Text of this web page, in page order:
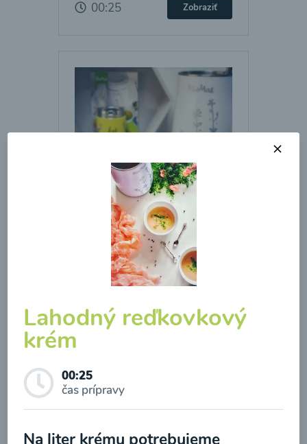
00:25 Zobraziť
Brokolicová polievka so
syrom
00:25 Zobraziť
Lahodný reďkovkový
krém
00:25
čas prípravy
Na liter krému potrebujeme
Odber noviniek a akcií